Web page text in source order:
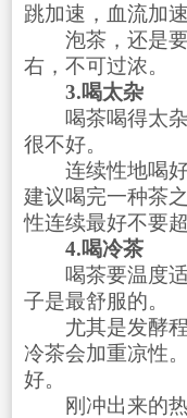
跳加速，血流加速
泡茶，还是要
右，不可过浓。
3.喝太杂
喝茶喝得太杂
很不好。
连续性地喝好
建议喝完一种茶
性连续最好不要
4.喝冷茶
喝茶要温度适
子是最舒服的。
尤其是发酵程
冷茶会加重凉性
好。
刚冲出来的热